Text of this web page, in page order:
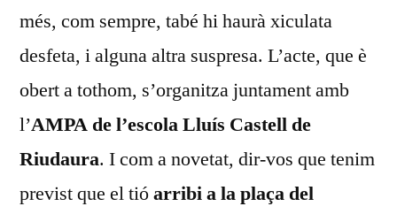
més, com sempre, tabé hi haurà xiculata
desfeta, i alguna altra suspresa. L’acte, que è
obert a tothom, s’organitza juntament amb
l’AMPA de l’escola Lluís Castell de
Riudaura. I com a novetat, dir-vos que tenim
previst que el tióarribi a la plaça del